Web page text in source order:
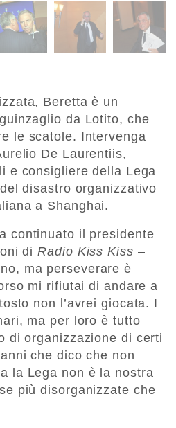
Beretta è un
da Lotito, che
le scatole. Intervenga
De Laurentiis,
e consigliere della Lega
disastro organizzativo
a Shanghai.
continuato il presidente
diRadio Kiss Kiss –
ma perseverare è
mi rifiutai di andare a
non l’avrei giocata. I
ma per loro è tutto
di organizzazione di certi
che dico che non
la Lega non è la nostra
più disorganizzate che